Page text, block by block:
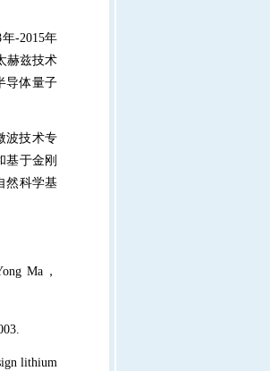
年-2015年
赫兹技术
导体量子
波技术专
基于金刚
然科学基
Ma ，
lithium